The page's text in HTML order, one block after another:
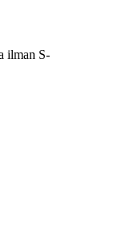
ilman S-